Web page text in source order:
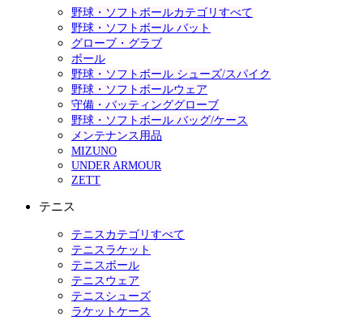
野球・ソフトボールカテゴリすべて
野球・ソフトボール バット
グローブ・グラブ
ボール
野球・ソフトボール シューズ/スパイク
野球・ソフトボールウェア
守備・バッティンググローブ
野球・ソフトボール バッグ/ケース
メンテナンス用品
MIZUNO
UNDER ARMOUR
ZETT
テニス
テニスカテゴリすべて
テニスラケット
テニスボール
テニスウェア
テニスシューズ
ラケットケース